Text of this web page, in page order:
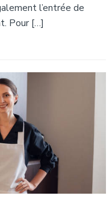
l’entrée de
Pour […]